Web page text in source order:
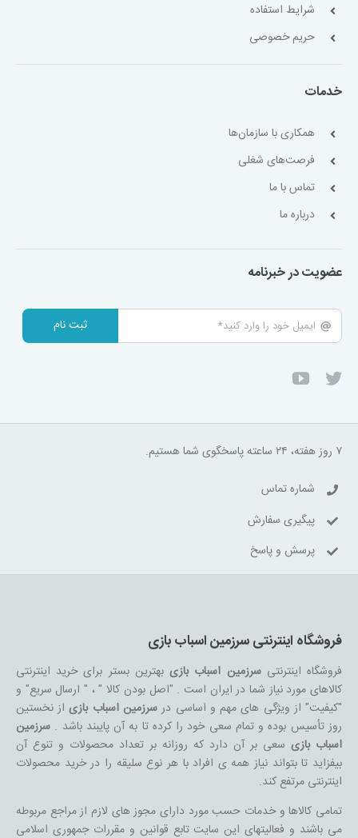
شرایط استفاده
حریم خصوصی
خدمات
همکاری با سازمان‌ها
فرصت‌های شغلی
تماس با ما
درباره ما
عضویت در خبرنامه
ثبت نام
۷ روز هفته، ۲۴ ساعته پاسخگوی شما هستیم.
شماره تماس
پیگیری سفارش
پرسش و پاسخ
فروشگاه اینترنتی سرزمین اسباب بازی
فروشگاه اینترنتیسرزمین اسباب بازیبهترین بستر برای خرید اینترنتی
کالاهای مورد نیاز شما در ایران است . "اصل بودن کالا " ، " ارسال سریع" و
"کیفیت" از ویژگی های مهم و اساسی در سرزمین اسباب بازیاز نخستین
روز تأسیس بوده و تمام سعی خود را کرده تا به آن پایبند باشد .سرزمین
اسباب بازیسعی بر آن دارد که روزانه بر تعداد محصولات و تنوع آن
بیفزاید تا بتواند نیاز همه ی افراد با هر نوع سلیقه را در خرید محصولات
اینترنتی مرتفع کند.
تمامی کالاها و خدمات حسب مورد دارای مجوز های لازم از مراجع مربوطه
می باشند و فعالیتهای این سایت تابع قوانین و مقررات جمهوری اسلامی